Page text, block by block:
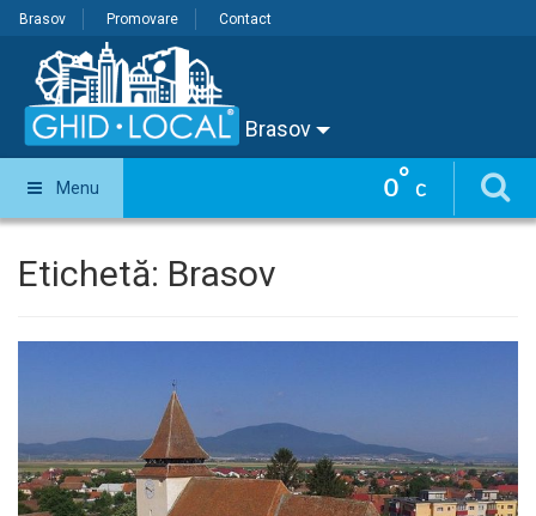
Brasov Promovare Contact
Brasov
0° C
Menu
Etichetă: Brasov